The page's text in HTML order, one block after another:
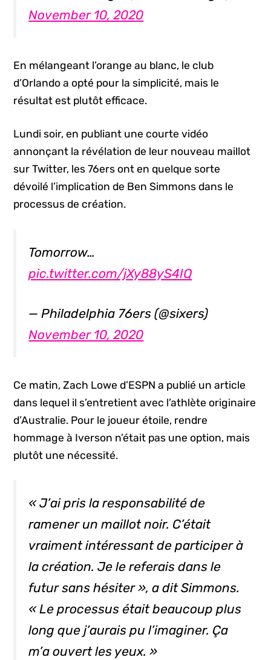
November 10, 2020
En mélangeant l’orange au blanc, le club
d’Orlando a opté pour la simplicité, mais le
résultat est plutôt efficace.
Lundi soir, en publiant une courte vidéo
annonçant la révélation de leur nouveau maillot
sur Twitter, les 76ers ont en quelque sorte
dévoilé l’implication de Ben Simmons dans le
processus de création.
Tomorrow…
pic.twitter.com/jXy88yS4IQ
— Philadelphia 76ers (@sixers)
November 10, 2020
Ce matin, Zach Lowe d’ESPN a publié un article
dans lequel il s’entretient avec l’athlète originaire
d’Australie. Pour le joueur étoile, rendre
hommage à Iverson n’était pas une option, mais
plutôt une nécessité.
« J’ai pris la responsabilité de
ramener un maillot noir. C’était
vraiment intéressant de participer à
la création. Je le referais dans le
futur sans hésiter », a dit Simmons.
« Le processus était beaucoup plus
long que j’aurais pu l’imaginer. Ça
m’a ouvert les yeux. »